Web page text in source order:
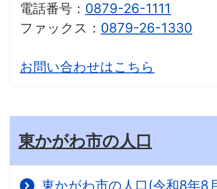
電話番号： 0879-26-1111
ファックス： 0879-26-1330
お問い合わせはこちら
東かがわ市の人口
東かがわ市の人口(令和8年8